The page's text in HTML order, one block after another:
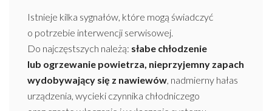
Istnieje kilka sygnałów, które mogą świadczyć
o potrzebie interwencji serwisowej.
Do najczęstszych należą: słabe chłodzenie
lub ogrzewanie powietrza, nieprzyjemny zapach
wydobywający się z nawiewów, nadmierny hałas
urządzenia, wycieki czynnika chłodniczego